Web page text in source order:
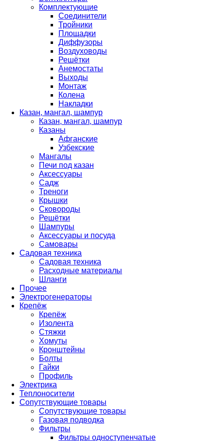
Комплектующие
Соединители
Тройники
Площадки
Диффузоры
Воздуховоды
Решётки
Анемостаты
Выходы
Монтаж
Колена
Накладки
Казан, мангал, шампур
Казан, мангал, шампур
Казаны
Афганские
Узбекские
Мангалы
Печи под казан
Аксессуары
Садж
Треноги
Крышки
Сковороды
Решётки
Шампуры
Аксессуары и посуда
Самовары
Садовая техника
Садовая техника
Расходные материалы
Шланги
Прочее
Электрогенераторы
Крепёж
Крепёж
Изолента
Стяжки
Хомуты
Кронштейны
Болты
Гайки
Профиль
Электрика
Теплоносители
Сопутствующие товары
Сопутствующие товары
Газовая подводка
Фильтры
Фильтры одноступенчатые